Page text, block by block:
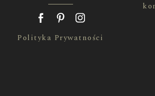
Polityka Prywatności